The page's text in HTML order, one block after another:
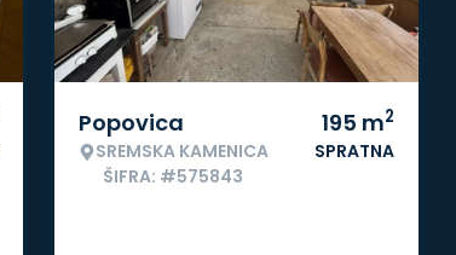
Popovica
SREMSKA KAMENICA
ŠIFRA: #575843
195 m2
SPRATNA